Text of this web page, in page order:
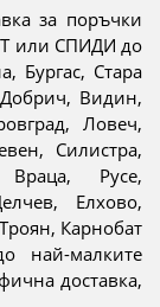
за поръчки
или СПИДИ до
Бургас, Стара
Видин,
Ловеч,
Силистра,
Русе,
Елхово,
Карнобат
най-малките
доставка,